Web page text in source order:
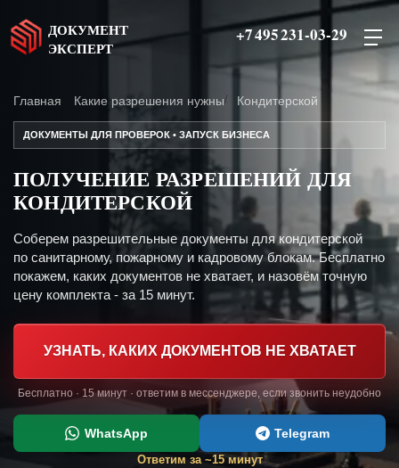
ДОКУМЕНТ
ЭКСПЕРТ
+7 495 231-03-29
Главная Какие разрешения нужны Кондитерской
ДОКУМЕНТЫ ДЛЯ ПРОВЕРОК • ЗАПУСК БИЗНЕСА
ПОЛУЧЕНИЕ РАЗРЕШЕНИЙ ДЛЯ
КОНДИТЕРСКОЙ
Соберем разрешительные документы для кондитерской
по санитарному, пожарному и кадровому блокам. Бесплатно
покажем, каких документов не хватает, и назовём точную
цену комплекта - за 15 минут.
УЗНАТЬ, КАКИХ ДОКУМЕНТОВ НЕ ХВАТАЕТ
Бесплатно · 15 минут · ответим в мессенджере, если звонить неудобно
WhatsApp Telegram
Ответим за ~15 минут